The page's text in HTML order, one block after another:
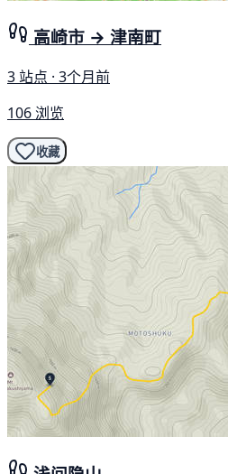
高崎市 → 津南町
3 站点 · 3个月前
106 浏览
收藏